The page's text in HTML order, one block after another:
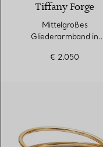
Tiffany Forge
Mittelgroßes
Gliederarmband in
Sterlingsilber
€ 2.050